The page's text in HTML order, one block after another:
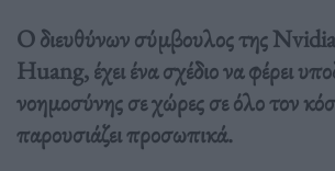
Ο διευθύνων σύμβουλος της
Huang, έχει ένα σχέδιο να φέρει
νοημοσύνης σε χώρες σε όλο τον
παρουσιάζει προσωπικά.